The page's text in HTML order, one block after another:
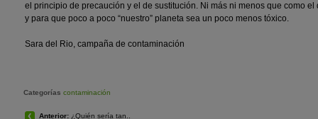
el principio de precaución y el de sustitución. Ni más ni menos que como el
y para que poco a poco “nuestro” planeta sea un poco menos tóxico.
Sara del Rio, campaña de contaminación
Categorías contaminación
Anterior: ¿Quién sería tan..